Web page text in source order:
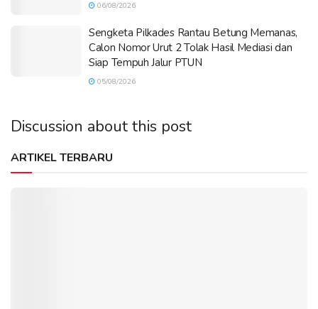
06/08/2026
Sengketa Pilkades Rantau Betung Memanas,
Calon Nomor Urut 2 Tolak Hasil Mediasi dan
Siap Tempuh Jalur PTUN
05/08/2026
Discussion about this post
ARTIKEL TERBARU